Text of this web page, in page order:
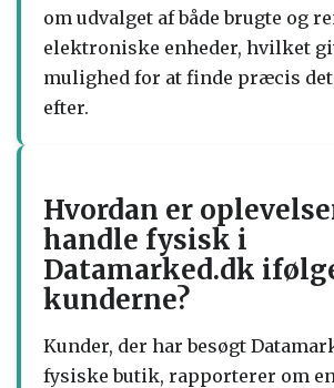
om udvalget af både brugte og
elektroniske enheder, hvilket
mulighed for at finde præcis
efter.
Hvordan er
handle fysisk i
Datamarked.dk
kunderne?
Kunder, der har besøgt
fysiske butik, rapporterer om